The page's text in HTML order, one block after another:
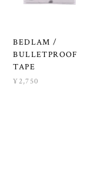
BEDLAM /
BULLETPROOF
TAPE
¥2,750